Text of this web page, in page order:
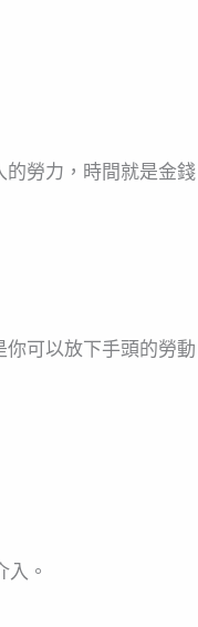
勞力，時間就是金
可以放下手頭的勞
入。